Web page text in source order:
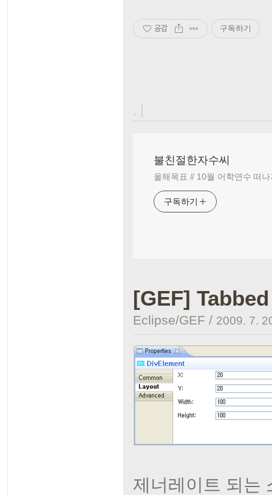
공감 구독하기
, |
불친절한자수씨
올해목표 // 10월 어학연수 떠나
구독하기
[GEF]
Eclipse/GEF / 2009. 7.
제너레이트 되는